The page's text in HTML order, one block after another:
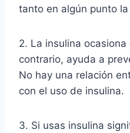
tanto en algún punto
2. La insulina
contrario, ayuda a
No hay una relación
con el uso de insulina.
3. Si usas insulina